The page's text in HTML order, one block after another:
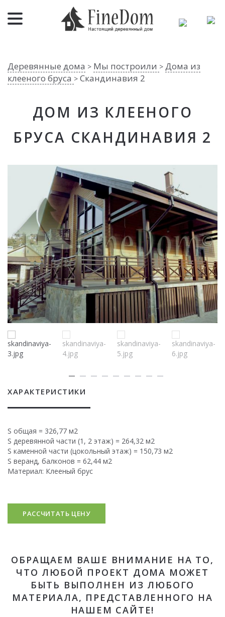
Деревянные дома > Мы построили > Дома из
клееного бруса > Скандинавия 2
ДОМ ИЗ КЛЕЕНОГО
БРУСА СКАНДИНАВИЯ 2
ХАРАКТЕРИСТИКИ
S общая = 326,77 м2
S деревянной части (1, 2 этаж) = 264,32 м2
S каменной части (цокольный этаж) = 150,73 м2
S веранд, балконов = 62,44 м2
Материал: Клееный брус
РАССЧИТАТЬ ЦЕНУ
ОБРАЩАЕМ ВАШЕ ВНИМАНИЕ НА ТО,
ЧТО ЛЮБОЙ ПРОЕКТ ДОМА МОЖЕТ
БЫТЬ ВЫПОЛНЕН ИЗ ЛЮБОГО
МАТЕРИАЛА, ПРЕДСТАВЛЕННОГО НА
НАШЕМ САЙТЕ!